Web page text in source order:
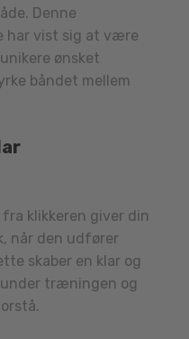
Denne
har vist sig at være
ønsket
båndet mellem
klikkeren giver din
når den udfører
skaber en klar og
træningen og